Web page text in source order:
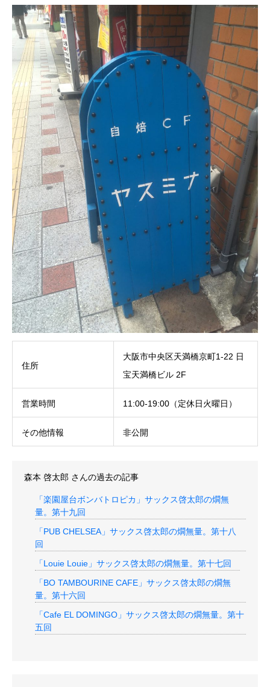
住所
大阪市中央区天満橋京町1-22 日
宝天満橋ビル 2F
営業時間 11:00-19:00（定休日火曜日）
その他情報 非公開
森本 啓太郎 さんの過去の記事
「楽園屋台ボンバトロピカ」サックス啓太郎の燗無
量。第十九回
「PUB CHELSEA」サックス啓太郎の燗無量。第十八
回
「Louie Louie」サックス啓太郎の燗無量。第十七回
「BO TAMBOURINE CAFE」サックス啓太郎の燗無
量。第十六回
「Cafe EL DOMINGO」サックス啓太郎の燗無量。第十
五回